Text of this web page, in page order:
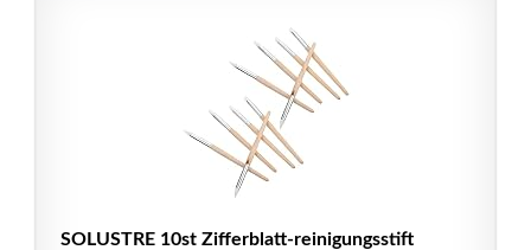
SOLUSTRE 10st Zifferblatt-reinigungsstift